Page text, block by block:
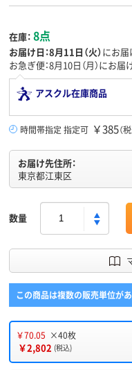
在庫： 8点
お届け日：8月11日（火）にお届
お急ぎ便：8月10日（月）にお届
アスクル在庫商品
時間帯指定 指定可 ￥385（
お届け先住所：
東京都江東区
数量
この商品は複数の販売単位が
￥70.05 ×40枚
￥2,802 (税込)